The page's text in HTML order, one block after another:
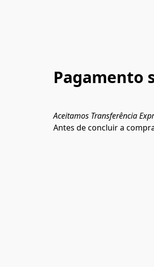
Pagamento
Aceitamos Transferência
Antes de concluir a